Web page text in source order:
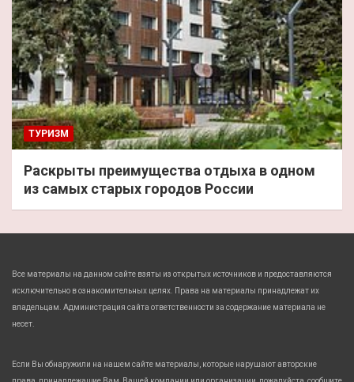
ТУРИЗМ
Раскрыты преимущества отдыха в одном
из самых старых городов России
Все материалы на данном сайте взяты из открытых источников и предоставляются
исключительно в ознакомительных целях. Права на материалы принадлежат их
владельцам. Администрация сайта ответственности за содержание материала не
несет.
Если Вы обнаружили на нашем сайте материалы, которые нарушают авторские